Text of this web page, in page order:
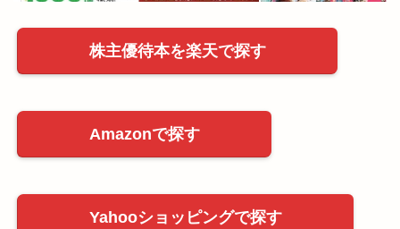
株主優待本を楽天で探す
Amazonで探す
Yahooショッピングで探す